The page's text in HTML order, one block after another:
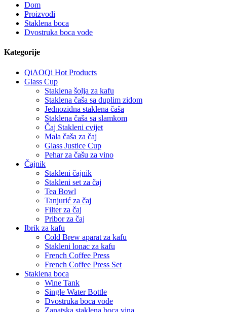
Dom
Proizvodi
Staklena boca
Dvostruka boca vode
Kategorije
QiAOQi Hot Products
Glass Cup
Staklena šolja za kafu
Staklena čaša sa duplim zidom
Jednozidna staklena čaša
Staklena čaša sa slamkom
Čaj Stakleni cvijet
Mala čaša za čaj
Glass Justice Cup
Pehar za čašu za vino
Čajnik
Stakleni čajnik
Stakleni set za čaj
Tea Bowl
Tanjurić za čaj
Filter za čaj
Pribor za čaj
Ibrik za kafu
Cold Brew aparat za kafu
Stakleni lonac za kafu
French Coffee Press
French Coffee Press Set
Staklena boca
Wine Tank
Single Water Bottle
Dvostruka boca vode
Zanatska staklena boca vina